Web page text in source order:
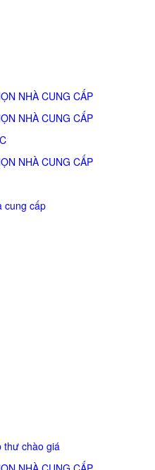
NHÀ CUNG CẤP
NHÀ CUNG CẤP
NHÀ CUNG CẤP
cung cấp
thư chào giá